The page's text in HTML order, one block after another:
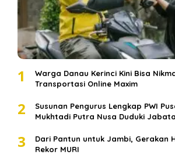
1
Warga Danau Kerinci Kini Bisa
Transportasi Online Maxim
2
Susunan Pengurus Lengkap PWI
Mukhtadi Putra Nusa Duduki
3
Dari Pantun untuk Jambi, Gerakan
Rekor MURI